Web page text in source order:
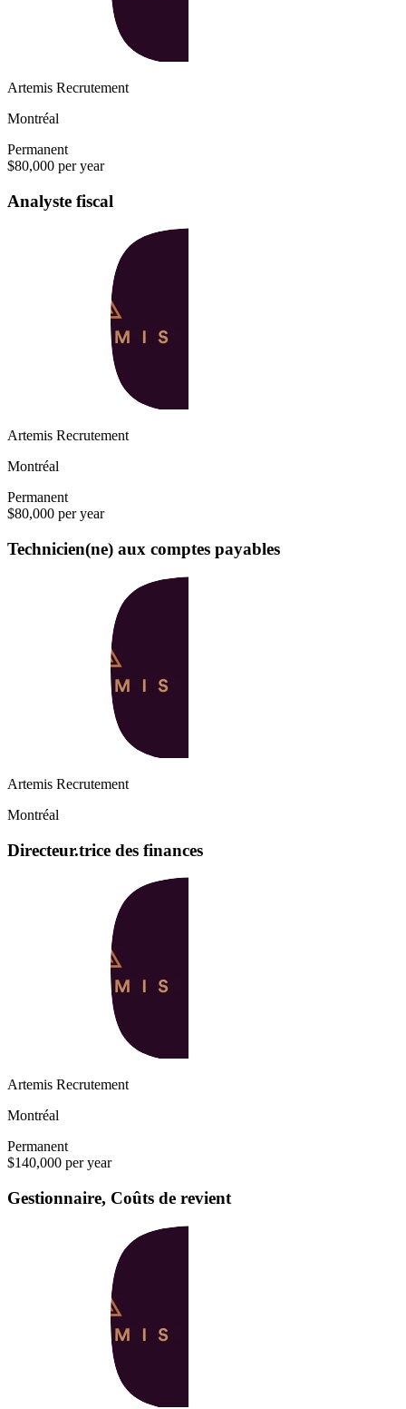
Artemis Recrutement
Montréal
Permanent
$80,000 per year
Analyste fiscal
Artemis Recrutement
Montréal
Permanent
$80,000 per year
Technicien(ne) aux comptes payables
Artemis Recrutement
Montréal
Directeur.trice des finances
Artemis Recrutement
Montréal
Permanent
$140,000 per year
Gestionnaire, Coûts de revient